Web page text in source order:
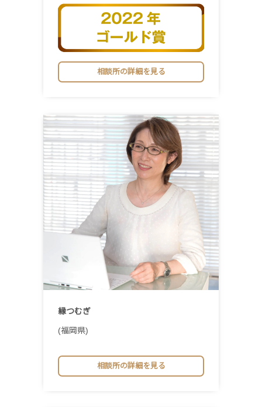
相談所の詳細を見る
縁つむぎ
(福岡県)
相談所の詳細を見る